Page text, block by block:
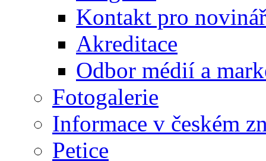
Kontakt pro
Akreditace
Odbor médií a
Fotogalerie
Informace v českém
Petice